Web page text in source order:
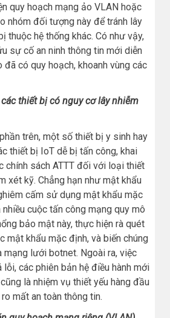
quy hoạch mạng ảo VLAN hoặc
nhóm đối tượng này để tránh lây
thuộc hệ thống khác. Có như vậy,
sự cố an ninh thông tin mới diễn
có quy hoạch, khoanh vùng các
thiết bị có nguy cơ lây nhiễm
trên, một số thiết bị y sinh hay
thiết bị IoT dễ bị tấn công, khai
chính sách ATTT đối với loại thiết
xét kỹ. Chẳng hạn như mật khẩu
cấm sử dụng mật khẩu mặc
cuộc tấn công mạng quy mô
bảo mật này, thực hiện rà quét
mật khẩu mặc định, và biến chúng
mạng lưới botnet. Ngoài ra, việc
các phiên bản hệ điều hành mới
là nhiệm vụ thiết yếu hàng đầu
mất an toàn thông tin.